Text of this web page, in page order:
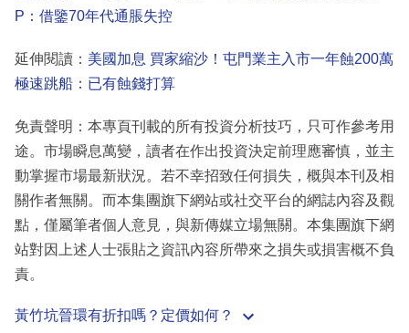
P：借鑒70年代通脹失控
延伸閱讀： 美國加息 買家縮沙！屯門業主入市一年蝕200萬
極速跳船：已有蝕錢打算
免責聲明：本專頁刊載的所有投資分析技巧，只可作參考用
途。市場瞬息萬變，讀者在作出投資決定前理應審慎，並主
動掌握市場最新狀況。若不幸招致任何損失，概與本刊及相
關作者無關。而本集團旗下網站或社交平台的網誌內容及觀
點，僅屬筆者個人意見，與新傳媒立場無關。本集團旗下網
站對因上述人士張貼之資訊內容所帶來之損失或損害概不負
責。
黃竹坑晉環有折扣嗎？定價如何？